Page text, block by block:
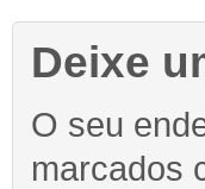
Deixe
O seu
marcados